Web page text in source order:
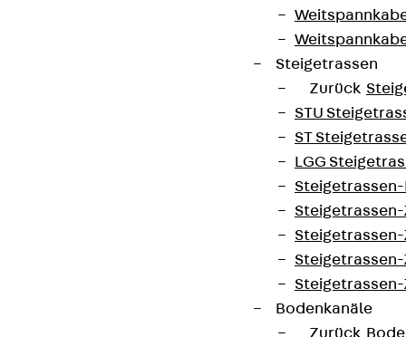
Steigetrassen
Zurück
STU
ST
LGG
Steigetrassen-
Steigetrassen-
Steigetrassen-
Steigetrassen-
Bodenkanäle
Zurück